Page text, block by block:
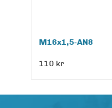
M16x1,5-AN8
110 kr